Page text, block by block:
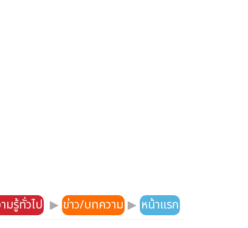
มรู้ทั่วไป ▶ ข่าว/บทความ ▶ หน้าแรก